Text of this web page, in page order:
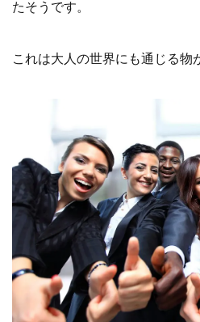
たそうです。
これは大人の世界にも通じる物